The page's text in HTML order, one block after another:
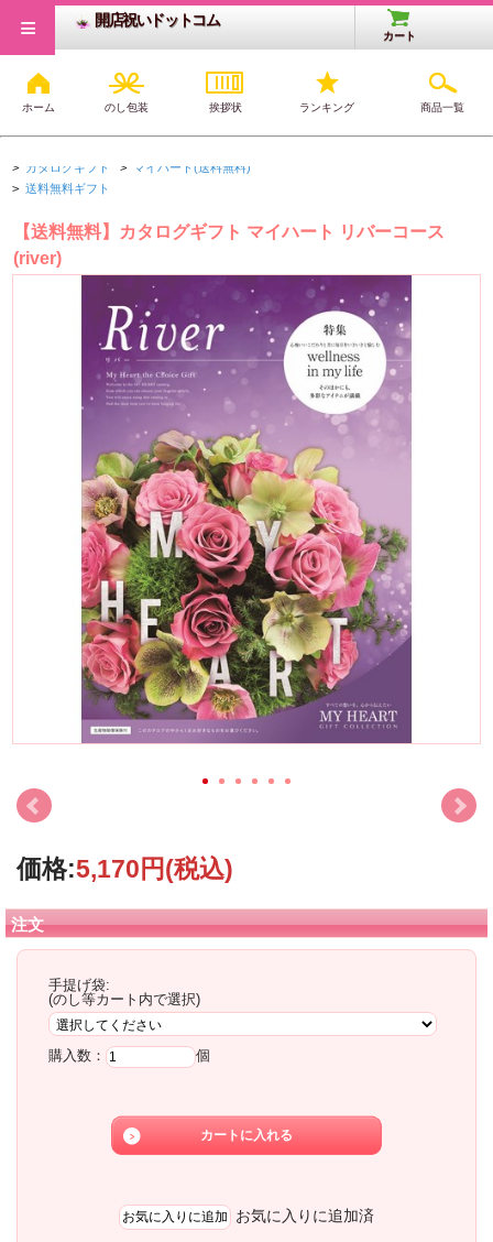
開店祝いドットコム
カート
ホーム のし包装 挨拶状 ランキング 商品一覧
≡
> カタログギフト > マイハート(送料無料)
> 送料無料ギフト
【送料無料】カタログギフト マイハート リバーコース
(river)
価格:5,170円(税込)
注文
手提げ袋:
(のし等カート内で選択)
購入数： 個
お気に入りに追加済